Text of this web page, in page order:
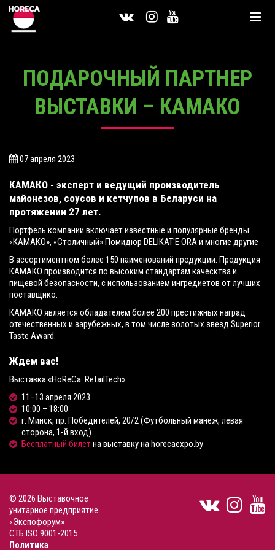
ПОДАРОЧНЫЙ ПАРТНЕР
ВЫСТАВКИ – КАМАКО
07 апреля 2023
КАМАКО - эксперт и ведущий производитель
майонезов, соусов и кетчупов в Беларуси на
протяжении 27 лет.
Портфель компании включает известные и популярные бренды:
«КАМАКО», «Столичный» Помидюр DELIKAT'E ORA и многие другие
В ассортиментном более 150 наименований продукции. Продукция
КАМАКО производится по высоким стандартам каческтва и
пищевой безопасности, с использованием ингредиетов от лучших
поставщико.
КАМАКО является обладателем более 200 престижных наград
отечественных и зарубежных, в том числе золотых звезд Superior
Taste Award.
Ждем вас!
Выставка «HoReCa. RetailTech»
11–13 апреля 2023
10:00 – 18:00
г. Минск, пр. Победителей, 20/2 (Футбольный манеж, левая
сторона, 1-й вход)
Бесплатный билетна выставку на horecaexpo.by
© 2026 Выставочное
унитарное предприятие
«Экспофорум»
СТБ ISO 9001-2015
Политика